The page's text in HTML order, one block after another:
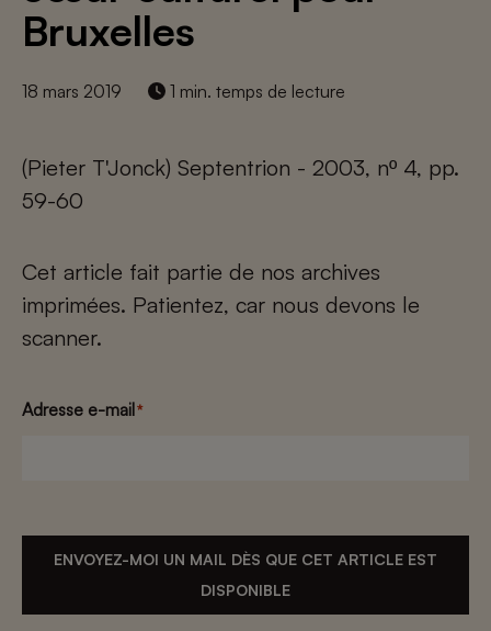
Bruxelles
18 mars 2019 1 min. temps de lecture
(Pieter T'Jonck) Septentrion - 2003, nº 4, pp.
59-60
Cet article fait partie de nos archives
imprimées. Patientez, car nous devons le
scanner.
Adresse e-mail*
ENVOYEZ-MOI UN MAIL DÈS QUE CET ARTICLE EST
DISPONIBLE